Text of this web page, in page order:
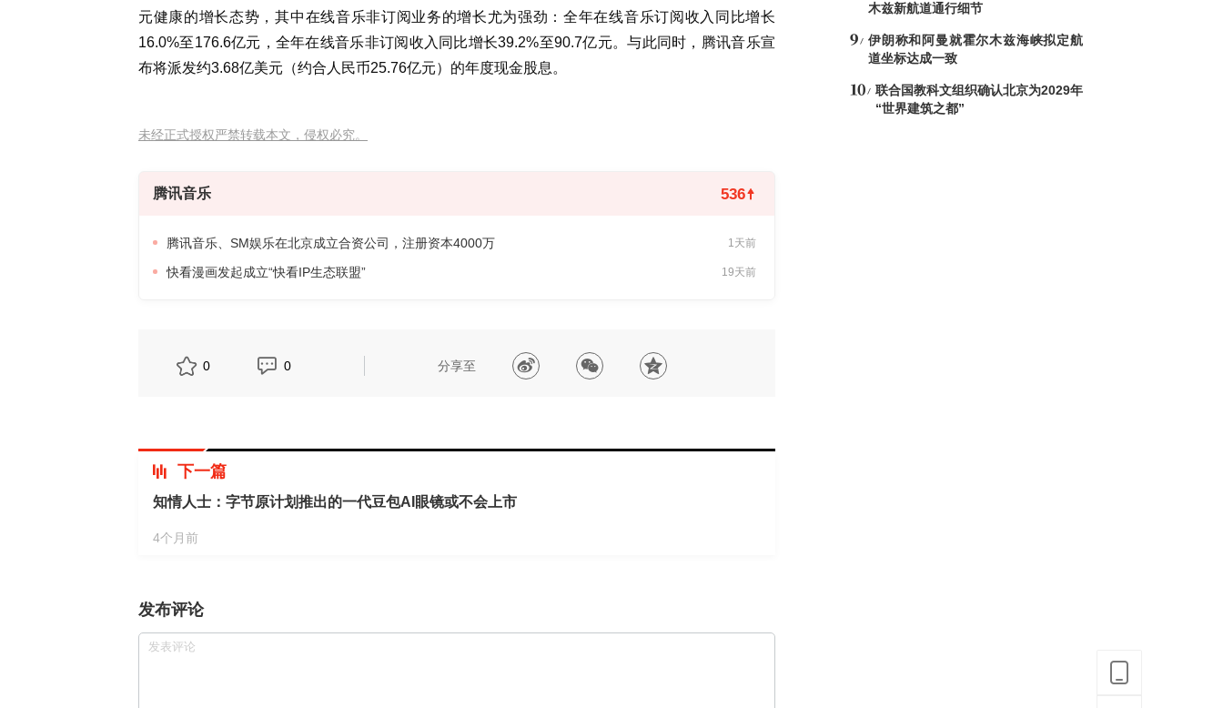
元健康的增长态势，其中在线音乐非订阅业务的增长尤为强劲：全年在线音乐订阅收入同比增长
16.0%至176.6亿元，全年在线音乐非订阅收入同比增长39.2%至90.7亿元。与此同时，腾讯音乐宣
布将派发约3.68亿美元（约合人民币25.76亿元）的年度现金股息。
未经正式授权严禁转载本文，侵权必究。
腾讯音乐 536
腾讯音乐、SM娱乐在北京成立合资公司，注册资本4000万 1天前
快看漫画发起成立“快看IP生态联盟” 19天前
0 0 分享至
下一篇
知情人士：字节原计划推出的一代豆包AI眼镜或不会上市
4个月前
发布评论
木兹新航道通行细节
伊朗称和阿曼就霍尔木兹海峡拟定航
道坐标达成一致
联合国教科文组织确认北京为2029年
“世界建筑之都”